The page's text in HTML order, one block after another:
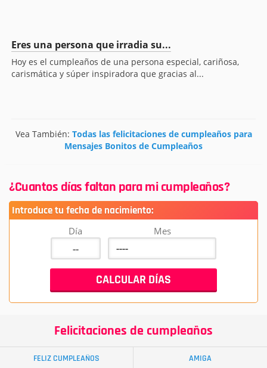
Eres una persona que irradia su...
Hoy es el cumpleaños de una persona especial, cariñosa,
carismática y súper inspiradora que gracias al...
Vea También: Todas las felicitaciones de cumpleaños para
Mensajes Bonitos de Cumpleaños
¿Cuantos días faltan para mi cumpleaños?
Introduce tu fecha de nacimiento:
Día Mes
Felicitaciones de cumpleaños
FELIZ CUMPLEAÑOS AMIGA